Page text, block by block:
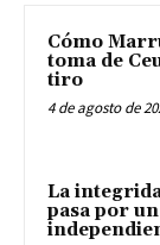
Cómo
toma de
tiro
4 de agosto de
La
pasa por